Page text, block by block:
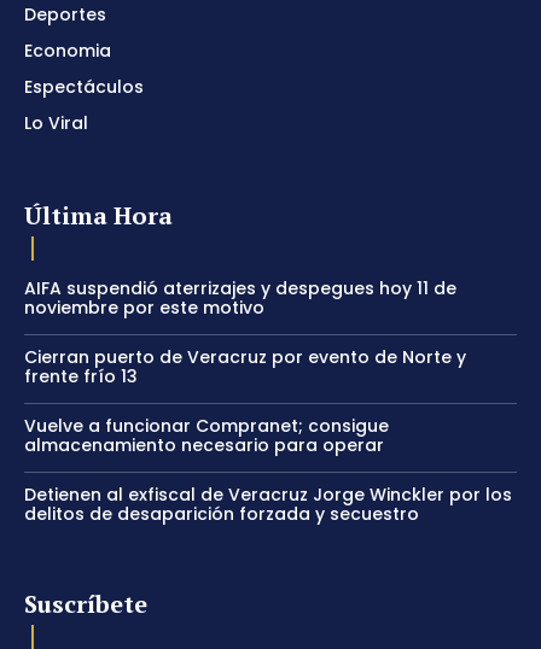
Deportes
Economia
Espectáculos
Lo Viral
Última Hora
AIFA suspendió aterrizajes y despegues hoy 11 de
noviembre por este motivo
Cierran puerto de Veracruz por evento de Norte y
frente frío 13
Vuelve a funcionar Compranet; consigue
almacenamiento necesario para operar
Detienen al exfiscal de Veracruz Jorge Winckler por los
delitos de desaparición forzada y secuestro
Suscríbete